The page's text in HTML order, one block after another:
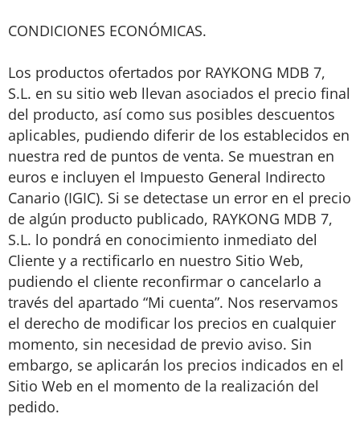
CONDICIONES ECONÓMICAS.
Los productos ofertados por RAYKONG MDB 7,
S.L. en su sitio web llevan asociados el precio final
del producto, así como sus posibles descuentos
aplicables, pudiendo diferir de los establecidos en
nuestra red de puntos de venta. Se muestran en
euros e incluyen el Impuesto General Indirecto
Canario (IGIC). Si se detectase un error en el precio
de algún producto publicado, RAYKONG MDB 7,
S.L. lo pondrá en conocimiento inmediato del
Cliente y a rectificarlo en nuestro Sitio Web,
pudiendo el cliente reconfirmar o cancelarlo a
través del apartado “Mi cuenta”. Nos reservamos
el derecho de modificar los precios en cualquier
momento, sin necesidad de previo aviso. Sin
embargo, se aplicarán los precios indicados en el
Sitio Web en el momento de la realización del
pedido.